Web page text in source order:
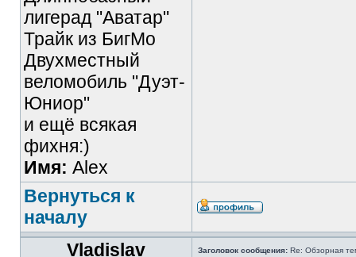
лигерад "Аватар"
Трайк из БигМо
Двухместный
веломобиль "Дуэт-
Юниор"
и ещё всякая
фихня:)
Имя: Alex
Вернуться к
началу
Vladislav
Заголовок сообщения: Re: Обзорная